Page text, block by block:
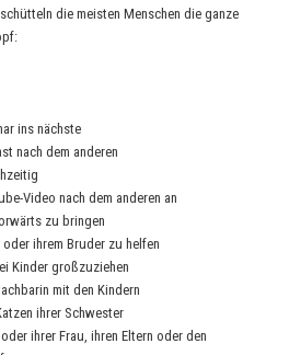
die meisten Menschen die ganze
ins nächste
nach dem anderen
Video nach dem anderen an
zu bringen
ihrem Bruder zu helfen
Kinder großzuziehen
mit den Kindern
ihrer Schwester
ihrer Frau, ihren Eltern oder den